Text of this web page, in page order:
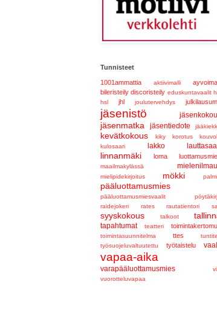
Tunnisteet
1001ammattia aktiivimalli
bileristeily discoristeily eduskuntavaalit
hsl
jhl joulutervehdys
jäsenistö
jäsenmatka jäsentiedote
kevätkokous kiky korotus
kulosaari
lakko
linnanmäki loma
maailmakylässä
mielipidekirjoitus mökki
pääluottamusmies
pääluottamusmiesvaalit
raidejokeri
rates rautatientori
syyskokous talkoot
tapahtumat teatteri
toimintasuunnitelma ttes
työsuojeluvaltuutettu
työtaistelu
vapaa-aika
varapääluottamusmies
vuorotteluvapaa